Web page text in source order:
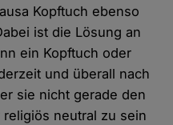
Kopftuch ebenso
ist die Lösung an
ein Kopftuch oder
und überall nach
sie nicht gerade den
neutral zu sein